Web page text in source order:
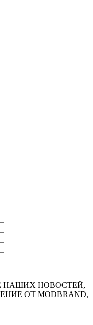
НАШИХ НОВОСТЕЙ,
ОТ MODBRAND,